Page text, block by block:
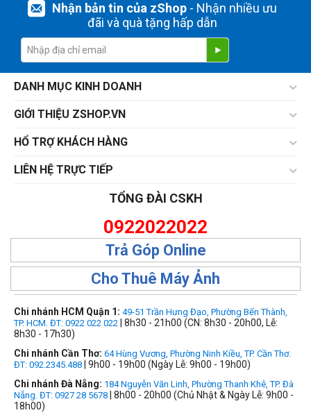
Nhận bản tin của zShop- Nhận nhiều ưu
đãi và quà tặng hấp dẫn
DANH MỤC KINH DOANH
GIỚI THIỆU ZSHOP.VN
HỔ TRỢ KHÁCH HÀNG
LIÊN HỆ TRỰC TIẾP
TỔNG ĐÀI CSKH
0922022022
Trả Góp Online
Cho Thuê Máy Ảnh
Chi nhánh HCM Quận 1: 49-51 Trần Hưng Đạo, Phường Bến Thành,
TP. HCM. ĐT: 0922 022 022 | 8h30 - 21h00 (CN: 8h30 - 20h00, Lễ:
8h30 - 17h30)
Chi nhánh Cần Thơ: 64 Hùng Vương, Phường Ninh Kiều, TP. Cần Thơ.
ĐT: 092.2345.488 | 9h00 - 19h00 (Ngày Lễ: 9h00 - 19h00)
Chi nhánh Đà Nẵng: 184 Nguyễn Văn Linh, Phường Thanh Khê, TP. Đà
Nẵng. ĐT: 0927 28 5678 | 8h00 - 20h00 (Chủ Nhật & Ngày Lễ: 9h00 -
18h00)